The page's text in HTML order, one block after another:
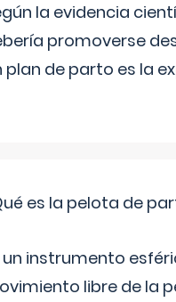
la evidencia
promoverse
plan de parto es la
es la pelota de
un instrumento
libre de la